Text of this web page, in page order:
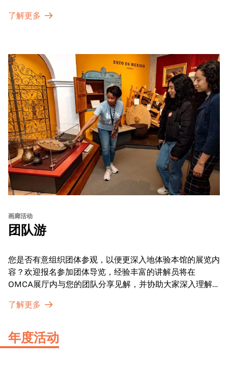
了解更多
画廊活动
团队游
您是否有意组织团体参观，以便更深入地体验本馆的展览内
容？欢迎报名参加团体导览，经验丰富的讲解员将在
OMCA展厅内与您的团队分享见解，并协助大家深入理解
了解更多
年度活动